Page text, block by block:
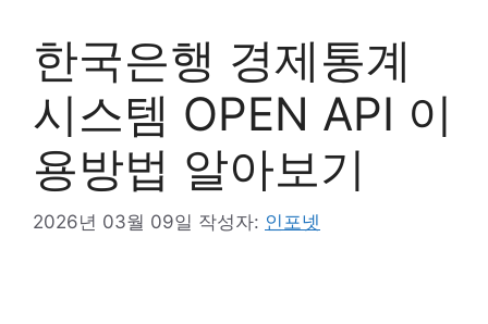
한국은행 경제통계
시스템 OPEN API 이
용방법 알아보기
2026년 03월 09일 작성자: 인포넷